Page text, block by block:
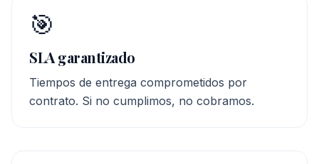
🎯
SLA garantizado
Tiempos de entrega comprometidos por
contrato. Si no cumplimos, no cobramos.